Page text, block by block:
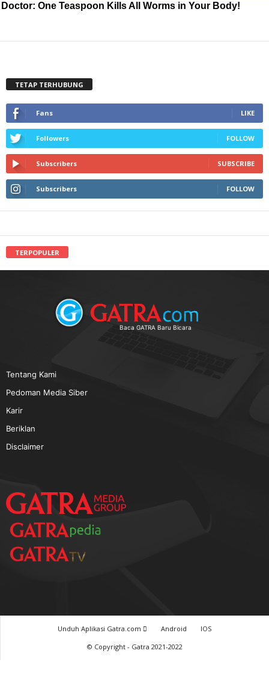
Doctor: One Teaspoon Kills All Worms in Your Body!
TETAP TERHUBUNG
Fans LIKE
Followers FOLLOW
Subscribers SUBSCRIBE
Subscribers FOLLOW
TERPOPULER
Baca GATRA Baru Bicara